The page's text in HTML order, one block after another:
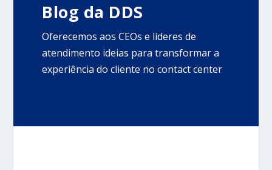
Blog da DDS
Oferecemos aos CEOs e líderes de
atendimento ideias para transformar a
experiência do cliente no contact center